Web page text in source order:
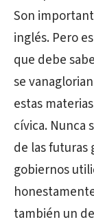
Son
inglés. Pero
que debe
se
estas
cívica. Nunca
de las futuras
gobiernos
también un